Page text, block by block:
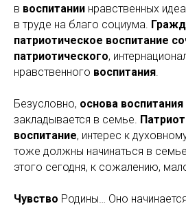
в воспитании нравственных
в труде на благо социума.
патриотическое воспитание
патриотического,
нравственного воспитания.
Безусловно, основа воспитания
закладывается в семье.
воспитание, интерес к
тоже должны начинаться в
этого сегодня, к сожалению,
Чувство Родины… Оно